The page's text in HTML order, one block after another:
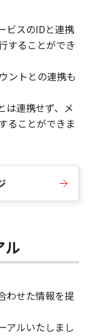
ビスのIDと連携
することができ
ントとの連携も
は連携せず、メ
ることができま
ル
わせた情報を提
アルいたしまし